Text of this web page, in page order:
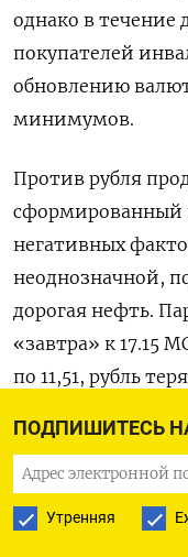
ПОДПИШИТЕСЬ
Утренняя
однако в течение
покупателей
обновлению
минимумов.
Против рубля
сформированный
негативных
неоднозначной,
дорогая ‌нефть.
«завтра» к 17.15
по 11,51, рубль
Утром рубль
до
отметки 11,55